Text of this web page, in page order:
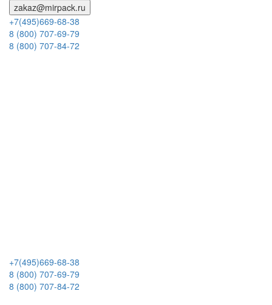
zakaz@mirpack.ru
+7(495)669-68-38
8 (800) 707-69-79
8 (800) 707-84-72
+7(495)669-68-38
8 (800) 707-69-79
8 (800) 707-84-72